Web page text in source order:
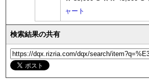
ャート
検索結果の共有